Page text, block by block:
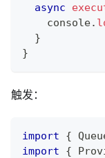
async
console.
}
}
触发：
import {
import
{